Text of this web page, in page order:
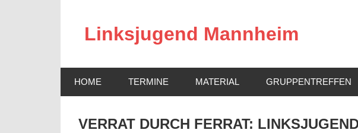
springenLinksjugend Mannheim
Seite
der
Linksjugend
HOME TERMINE MATERIAL GRUPPENTREFFEN
VERRAT DURCH FERRAT: